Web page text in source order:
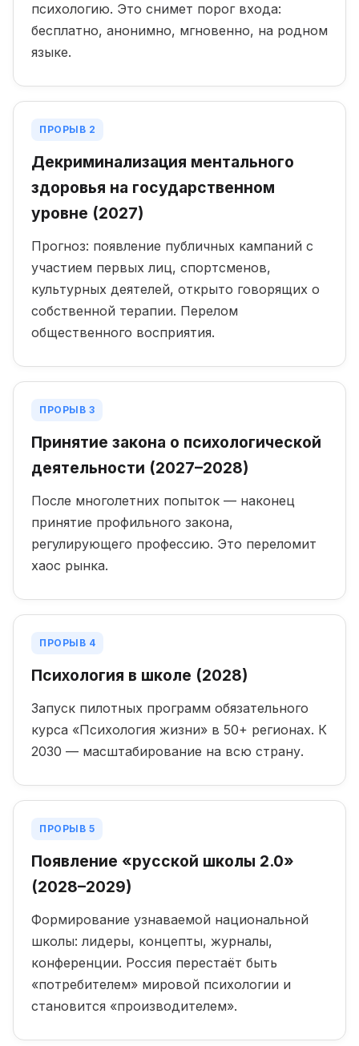
психологию. Это снимет порог входа:
бесплатно, анонимно, мгновенно, на родном
языке.
ПРОРЫВ 2
Декриминализация ментального
здоровья на государственном
уровне (2027)
Прогноз: появление публичных кампаний с
участием первых лиц, спортсменов,
культурных деятелей, открыто говорящих о
собственной терапии. Перелом
общественного восприятия.
ПРОРЫВ 3
Принятие закона о психологической
деятельности (2027–2028)
После многолетних попыток — наконец
принятие профильного закона,
регулирующего профессию. Это переломит
хаос рынка.
ПРОРЫВ 4
Психология в школе (2028)
Запуск пилотных программ обязательного
курса «Психология жизни» в 50+ регионах. К
2030 — масштабирование на всю страну.
ПРОРЫВ 5
Появление «русской школы 2.0»
(2028–2029)
Формирование узнаваемой национальной
школы: лидеры, концепты, журналы,
конференции. Россия перестаёт быть
«потребителем» мировой психологии и
становится «производителем».